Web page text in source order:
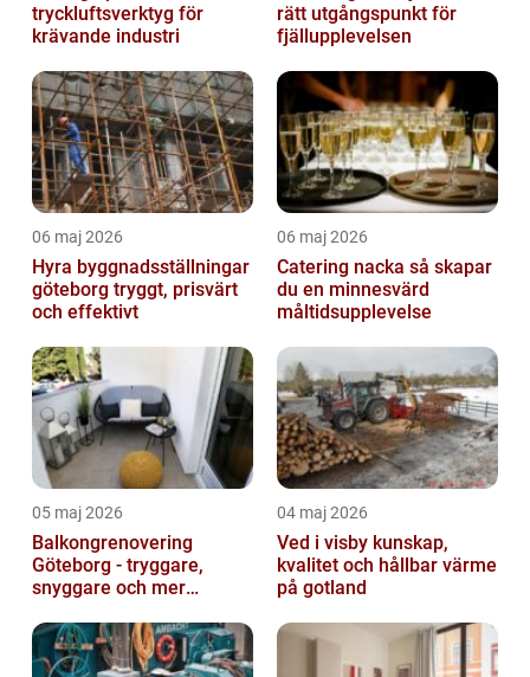
tryckluftsverktyg för
krävande industri
rätt utgångspunkt för
fjällupplevelsen
06 maj 2026
Hyra byggnadsställningar
göteborg tryggt, prisvärt
och effektivt
06 maj 2026
Catering nacka så skapar
du en minnesvärd
måltidsupplevelse
05 maj 2026
Balkongrenovering
Göteborg - tryggare,
snyggare och mer
04 maj 2026
Ved i visby kunskap,
kvalitet och hållbar värme
på gotland